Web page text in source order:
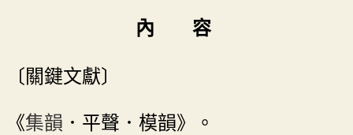
內 容
〔關鍵文獻〕
《集韻 ．平聲．模韻》。